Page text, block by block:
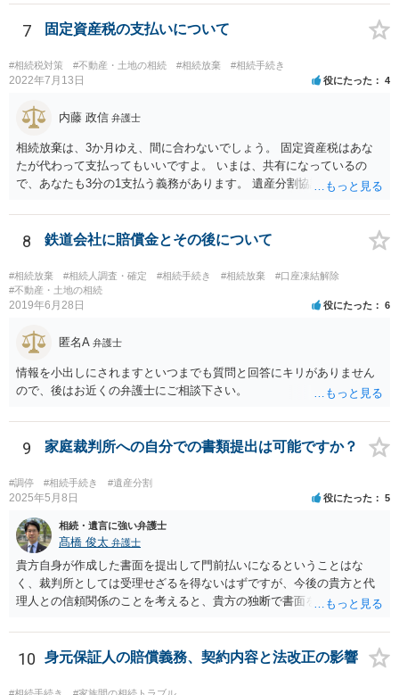
述の手続ということだと思いますが) ただ、葬儀費用ならいくらでもよ
いということではなく、身分相応の、社会的儀式として当然認められ
る程度の金額に留まると考えた方がよいです。 もし、相続人の皆さん
に葬儀費用を支出する経済力がなく、質素な葬儀を行った費用であれ
ば相続財産から支出しても単純承認と認められない可能性が高いの
7 固定資産税の支払いについて
#相続税対策 #不動産・土地の相続 #相続放棄 #相続手続き
2022年7月13日 役にたった 4
内藤 政信 弁護士
相続放棄は、3か月ゆえ、間に合わないでしょう。 固定資産税はあな
たが代わって支払ってもいいですよ。 いまは、共有になっているの
で、あなたも3分の1支払う義務があります。 遺産分割協議をして、不
払い義務があります。
8 鉄道会社に賠償金とその後について
#相続放棄 #相続人調査・確定 #相続手続き #相続放棄
#口座凍結解除
#不動産・土地の相続
2019年6月28日 役にたった 6
匿名A 弁護士
情報を小出しにされますといつまでも質問と回答にキリがありません
ので、後はお近くの弁護士にご相談下さい。
9 家庭裁判所への自分での書類提出は可能ですか？
#調停 #相続手続き #遺産分割
2025年5月8日 役にたった 5
相続・遺言に強い弁護士
髙橋 俊太 弁護士
貴方自身が作成した書面を提出して門前払いになるということはな
く、裁判所としては受理せざるを得ないはずですが、今後の貴方と代
理人との信頼関係のことを考えると、貴方の独断で書面を提出したり
士が主張書面の提出を渋っているようですが、弁護士として提出の実
益がないと考えている可能性もあると思いますので、そのあたりも含
めて、弁護士見解を確認等するためによく打ち合わせた方がよいと思
います。単に面倒臭いということで書面提出をしないということであ
10 身元保証人の賠償義務、契約内容と法改正の影響
#相続手続き #家族間の相続トラブル